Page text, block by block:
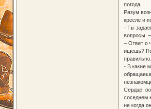
погода.
Разум
кресле и
- Ты
вопросы.
– Ответ о
ищешь?
правильно.
- В какие
Сердце,
соседнем
не когда